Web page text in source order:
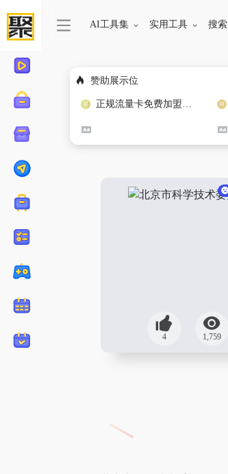
AI工具集 实用工具 搜索
赞助展示位
正规流量卡免费加盟合作
4 1,759